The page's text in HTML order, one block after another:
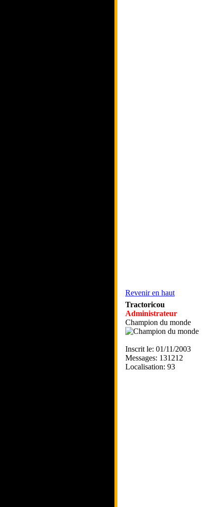
Revenir en haut
Tractoricou
Administrateur
Champion du monde
Inscrit le: 01/11/2003
Messages: 131212
Localisation: 93